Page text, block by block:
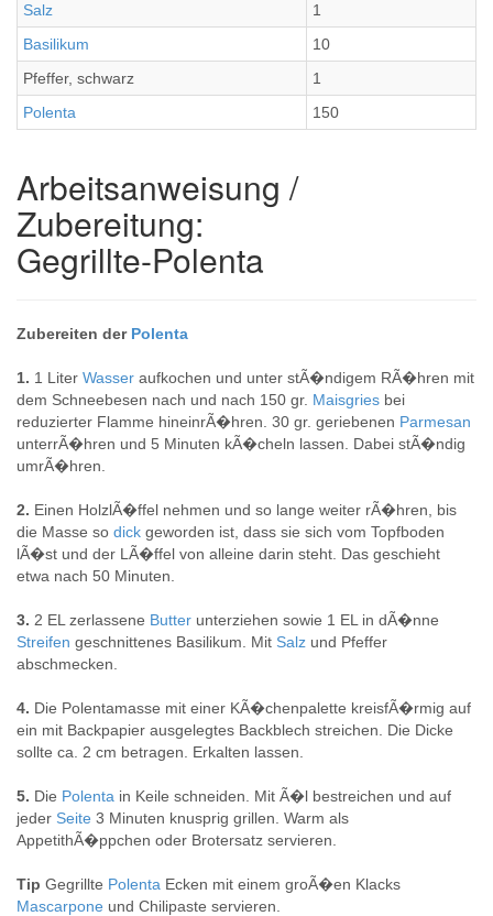
Salz
1
Basilikum
10
Pfeffer, schwarz
1
Polenta
150
Arbeitsanweisung /
Zubereitung:
Gegrillte-Polenta
Zubereiten der Polenta
1. 1 Liter Wasser aufkochen und unter stÃ�ndigem RÃ�hren mit
dem Schneebesen nach und nach 150 gr. Maisgries bei
reduzierter Flamme hineinrÃ�hren. 30 gr. geriebenen Parmesan
unterrÃ�hren und 5 Minuten kÃ�cheln lassen. Dabei stÃ�ndig
umrÃ�hren.
2. Einen HolzlÃ�ffel nehmen und so lange weiter rÃ�hren, bis
die Masse so dick geworden ist, dass sie sich vom Topfboden
lÃ�st und der LÃ�ffel von alleine darin steht. Das geschieht
etwa nach 50 Minuten.
3. 2 EL zerlassene Butter unterziehen sowie 1 EL in dÃ�nne
Streifen geschnittenes Basilikum. Mit Salz und Pfeffer
abschmecken.
4. Die Polentamasse mit einer KÃ�chenpalette kreisfÃ�rmig auf
ein mit Backpapier ausgelegtes Backblech streichen. Die Dicke
sollte ca. 2 cm betragen. Erkalten lassen.
5. Die Polenta in Keile schneiden. Mit Ã�l bestreichen und auf
jeder Seite 3 Minuten knusprig grillen. Warm als
AppetithÃ�ppchen oder Brotersatz servieren.
Tip Gegrillte Polenta Ecken mit einem groÃ�en Klacks
Mascarpone und Chilipaste servieren.